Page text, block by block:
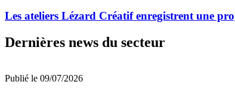
Les ateliers Lézard Créatif enregistrent une
Dernières news du secteur
Publié le 09/07/2026